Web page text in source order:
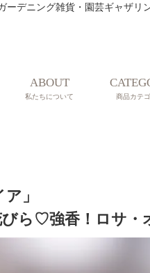
ーデニング雑貨・園芸ギャザリ
ABOUT
私たちについて 商品カテ
」
びら♡強香！ロサ